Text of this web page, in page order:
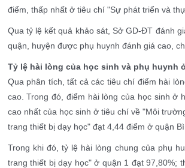
điểm, thấp nhất ở tiêu chí "Sự phát triển và
Qua tỷ lệ kết quả khảo sát, Sở GD-ĐT đánh
quận, huyện được phụ huynh đánh giá cao,
Tỷ lệ hài lòng của học sinh và phụ huynh
Qua phân tích, tất cả các tiêu chí điểm hài
cao. Trong đó, điểm hài lòng của học sinh
cao nhất của học sinh ở tiêu chí về "Môi
trang thiết bị dạy học" đạt 4,44 điểm ở quận
Trong khi đó, tỷ lệ hài lòng chung của phụ
trang thiết bị dạy học" ở quận 1 đạt 97,80%;